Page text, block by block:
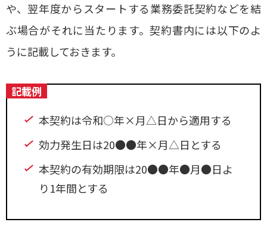
や、翌年度からスタートする業務委託契約などを結
ぶ場合がそれに当たります。契約書内には以下のよ
うに記載しておきます。
記載例
本契約は令和○年×月△日から適用する
効力発生日は20●●年×月△日とする
本契約の有効期限は20●●年●月●日よ
り1年間とする